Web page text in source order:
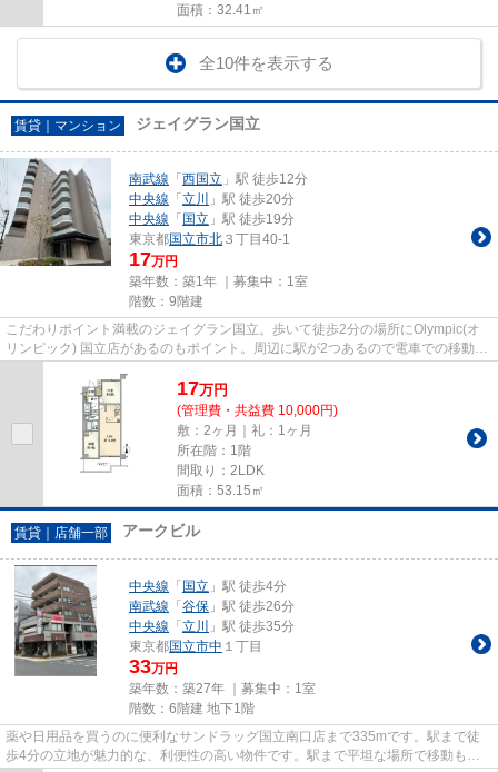
面積：32.41㎡
全10件を表示する
賃貸｜マンション ジェイグラン国立
南武線 「 西国立 」駅 徒歩12分
中央線 「 立川
」駅 徒歩20分
中央線 「 国立 」駅 徒歩19分
東京都国立市北 ３丁目40-1
17万円
築年数：築1年 ｜募集中： 1室
階数：9階建
こだわりポイント満載のジェイグラン国立。歩いて徒歩2分の場所にOlympic(オ
リンピック) 国立店があるのもポイント。周辺に駅が2つあるので電車での移動が
17万円
(管理費・共益費 10,000円)
敷：2ヶ月｜礼：1ヶ月
所在階：1階
間取り：2LDK
面積：53.15㎡
賃貸｜店舗一部 アークビル
中央線 「 国立 」駅 徒歩4分
南武線 「 谷保 」駅 徒歩26分
中央線 「 立川
」駅 徒歩35分
東京都国立市中 １丁目
33万円
築年数：築27年 ｜募集中： 1室
階数：6階建 地下1階
薬や日用品を買うのに便利なサンドラッグ国立南口店まで335mです。駅まで徒
歩4分の立地が魅力的な、利便性の高い物件です。駅まで平坦な場所で移動もラ